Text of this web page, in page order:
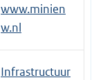
www.minien
w.nl
Infrastructuur